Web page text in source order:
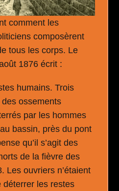
comment les
composèrent
tous les corps. Le
1876 écrit :
humains. Trois
ossements
par les hommes
bassin, près du pont
qu’il s’agit des
de la fièvre des
Les ouvriers n’étaient
déterrer les restes